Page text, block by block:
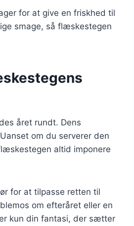
for at give en friskhed til
smage, så flæskestegen
året rundt. Dens
om du serverer den
altid imponere
for at tilpasse retten til
om efteråret eller en
kun din fantasi, der sætter